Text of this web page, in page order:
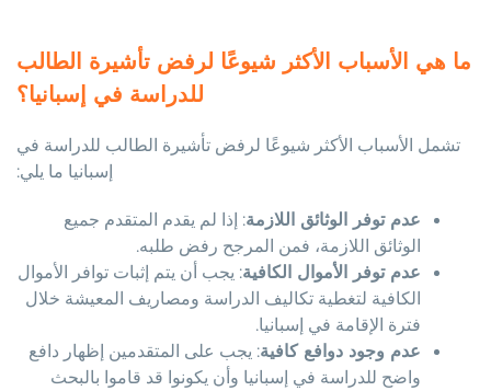
ما هي الأسباب الأكثر شيوعًا لرفض تأشيرة الطالب
للدراسة في إسبانيا؟
تشمل الأسباب الأكثر شيوعًا لرفض تأشيرة الطالب للدراسة في
إسبانيا ما يلي:
عدم توفر الوثائق اللازمة: إذا لم يقدم المتقدم جميع
الوثائق اللازمة، فمن المرجح رفض طلبه.
عدم توفر الأموال الكافية: يجب أن يتم إثبات توافر الأموال
الكافية لتغطية تكاليف الدراسة ومصاريف المعيشة خلال
فترة الإقامة في إسبانيا.
عدم وجود دوافع كافية: يجب على المتقدمين إظهار دافع
واضح للدراسة في إسبانيا وأن يكونوا قد قاموا بالبحث